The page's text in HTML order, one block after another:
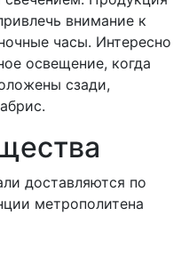
внимание к
часы. Интересно
освещение, когда
сзади,
доставляются по
метрополитена